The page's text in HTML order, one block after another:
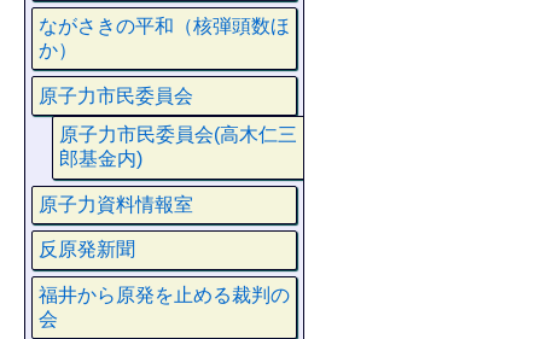
ながさきの平和（核弾頭数ほ
か）
原子力市民委員会
原子力市民委員会(高木仁三
郎基金内)
原子力資料情報室
反原発新聞
福井から原発を止める裁判の
会